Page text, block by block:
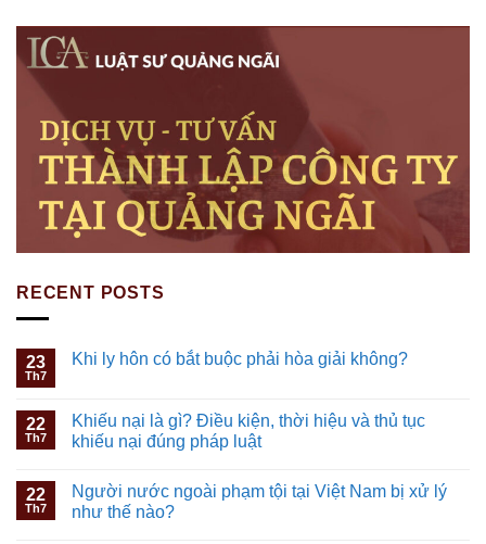
RECENT POSTS
23
Th7
Khi ly hôn có bắt buộc phải hòa giải không?
22
Th7
Khiếu nại là gì? Điều kiện, thời hiệu và thủ tục
khiếu nại đúng pháp luật
22
Th7
Người nước ngoài phạm tội tại Việt Nam bị xử lý
như thế nào?